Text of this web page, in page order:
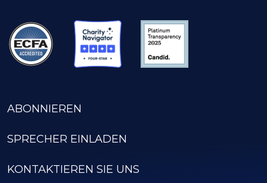
ABONNIEREN
SPRECHER EINLADEN
KONTAKTIEREN SIE UNS